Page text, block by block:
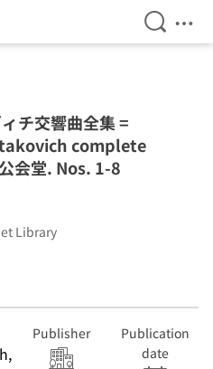
Open
チ交響曲全集 =
complete
会堂. Nos. 1-8
Library
Publisher
Publication
date